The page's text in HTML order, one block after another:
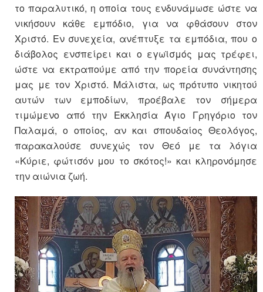
το παραλυτικό, η οποία τους ενδυνάμωσε ώστε να
νικήσουν κάθε εμπόδιο, για να φθάσουν στον
Χριστό. Εν συνεχεία, ανέπτυξε τα εμπόδια, που ο
διάβολος ενσπείρει και ο εγωϊσμός μας τρέφει,
ώστε να εκτραπούμε από την πορεία συνάντησης
μας με τον Χριστό. Μάλιστα, ως πρότυπο νικητού
αυτών των εμποδίων, προέβαλε τον σήμερα
τιμώμενο από την Εκκλησία Άγιο Γρηγόριο τον
Παλαμά, ο οποίος, αν και σπουδαίος Θεολόγος,
παρακαλούσε συνεχώς τον Θεό με τα λόγια
«Κύριε, φώτισόν μου το σκότος!» και κληρονόμησε
την αιώνια ζωή.